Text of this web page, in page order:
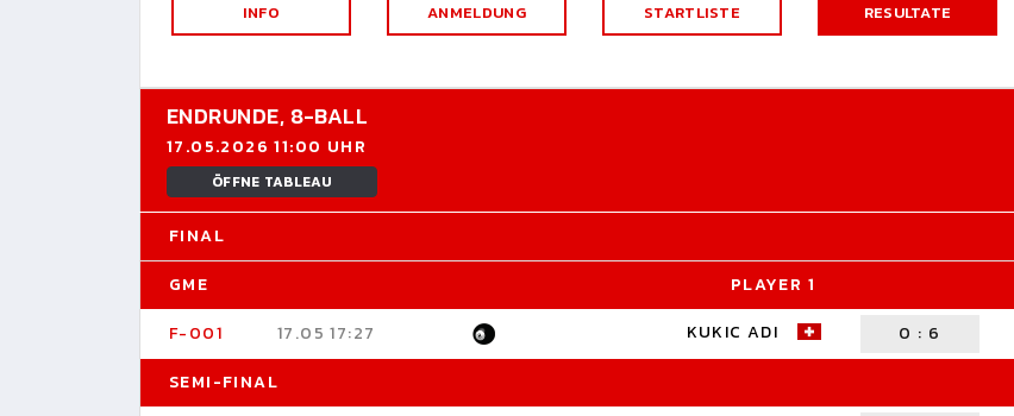
INFO ANMELDUNG STARTLISTE RESULTATE
ENDRUNDE, 8-BALL
17.05.2026 11:00 UHR
ÖFFNE TABLEAU
FINAL
GME
PLAYER 1
F-001
17.05 17:27 KUKIC ADI 0 : 6
SEMI-FINAL